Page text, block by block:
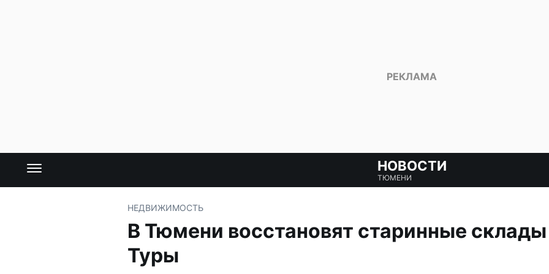
НОВОСТИ
ТЮМЕНИ
НЕДВИЖИМОСТЬ
В Тюмени восстановят старинные
Туры